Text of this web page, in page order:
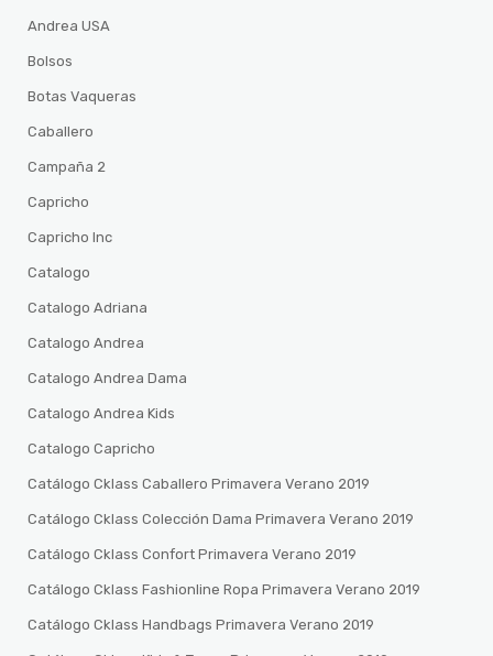
Andrea USA
Bolsos
Botas Vaqueras
Caballero
Campaña 2
Capricho
Capricho Inc
Catalogo
Catalogo Adriana
Catalogo Andrea
Catalogo Andrea Dama
Catalogo Andrea Kids
Catalogo Capricho
Catálogo Cklass Caballero Primavera Verano 2019
Catálogo Cklass Colección Dama Primavera Verano 2019
Catálogo Cklass Confort Primavera Verano 2019
Catálogo Cklass Fashionline Ropa Primavera Verano 2019
Catálogo Cklass Handbags Primavera Verano 2019